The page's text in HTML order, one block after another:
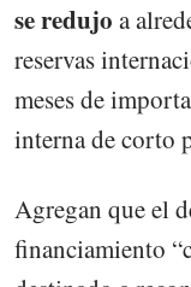
se redujo a
reservas
meses de
interna de corto
Agregan que el
financiamiento